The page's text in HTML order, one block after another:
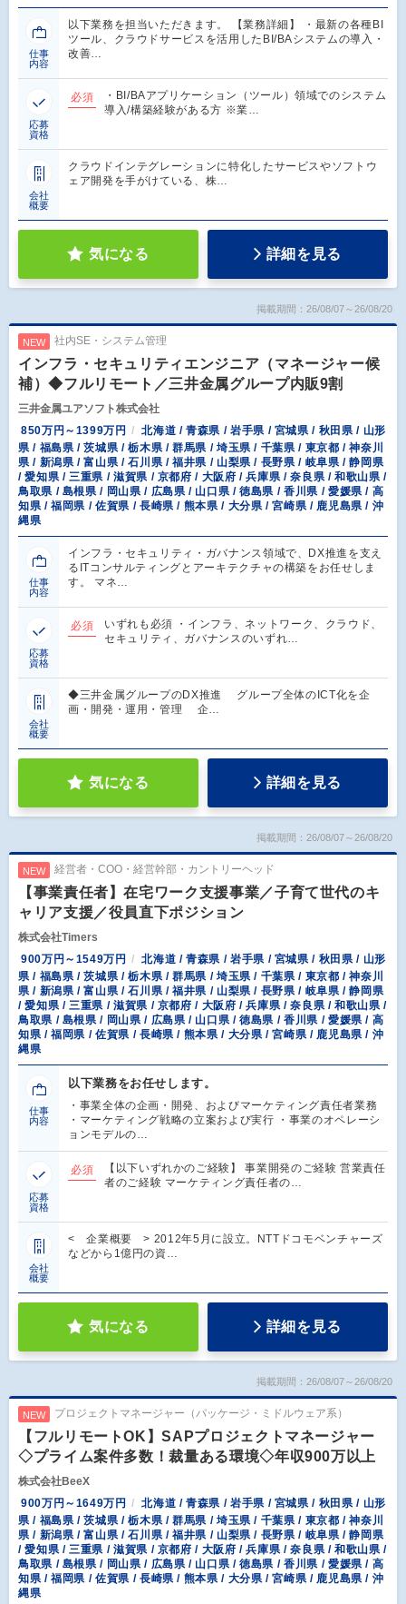
仕事
内容
以下業務を担当いただきます。 【業務詳細】 ・最新の各種BI
ツール、クラウドサービスを活用したBI/BAシステムの導入・
改善…
応募
資格
必須
・BI/BAアプリケーション（ツール）領域でのシステム
導入/構築経験がある方 ※業…
会社
概要
クラウドインテグレーションに特化したサービスやソフトウ
ェア開発を手がけている、株…
気になる 詳細を見る
掲載期間：26/08/07～26/08/20
NEW 社内SE・システム管理
インフラ・セキュリティエンジニア（マネージャー候
補）◆フルリモート／三井金属グループ内販9割
三井金属ユアソフト株式会社
850万円～1399万円
北海道 / 青森県 / 岩手県 / 宮城県 / 秋田県 / 山形
県 / 福島県 / 茨城県 / 栃木県 / 群馬県 / 埼玉県 / 千葉県 / 東京都 / 神奈川
県 / 新潟県 / 富山県 / 石川県 / 福井県 / 山梨県 / 長野県 / 岐阜県 / 静岡県
/ 愛知県 / 三重県 / 滋賀県 / 京都府 / 大阪府 / 兵庫県 / 奈良県 / 和歌山県 /
鳥取県 / 島根県 / 岡山県 / 広島県 / 山口県 / 徳島県 / 香川県 / 愛媛県 / 高
知県 / 福岡県 / 佐賀県 / 長崎県 / 熊本県 / 大分県 / 宮崎県 / 鹿児島県 / 沖
縄県
仕事
内容
インフラ・セキュリティ・ガバナンス領域で、DX推進を支え
るITコンサルティングとアーキテクチャの構築をお任せしま
す。 マネ…
応募
資格
必須
いずれも必須 ・インフラ、ネットワーク、クラウド、
セキュリティ、ガバナンスのいずれ…
会社
概要
◆三井金属グループのDX推進 グループ全体のICT化を企
画・開発・運用・管理 企…
気になる 詳細を見る
掲載期間：26/08/07～26/08/20
NEW 経営者・COO・経営幹部・カントリーヘッド
【事業責任者】在宅ワーク支援事業／子育て世代のキ
ャリア支援／役員直下ポジション
株式会社Timers
900万円～1549万円
北海道 / 青森県 / 岩手県 / 宮城県 / 秋田県 / 山形
県 / 福島県 / 茨城県 / 栃木県 / 群馬県 / 埼玉県 / 千葉県 / 東京都 / 神奈川
県 / 新潟県 / 富山県 / 石川県 / 福井県 / 山梨県 / 長野県 / 岐阜県 / 静岡県
/ 愛知県 / 三重県 / 滋賀県 / 京都府 / 大阪府 / 兵庫県 / 奈良県 / 和歌山県 /
鳥取県 / 島根県 / 岡山県 / 広島県 / 山口県 / 徳島県 / 香川県 / 愛媛県 / 高
知県 / 福岡県 / 佐賀県 / 長崎県 / 熊本県 / 大分県 / 宮崎県 / 鹿児島県 / 沖
縄県
仕事
内容
以下業務をお任せします。
・事業全体の企画・開発、およびマーケティング責任者業務
・マーケティング戦略の立案および実行 ・事業のオペレーシ
ョンモデルの…
応募
資格
必須
【以下いずれかのご経験】 事業開発のご経験 営業責任
者のご経験 マーケティング責任者の…
会社
概要
< 企業概要 > 2012年5月に設立。NTTドコモベンチャーズ
などから1億円の資…
気になる 詳細を見る
掲載期間：26/08/07～26/08/20
NEW プロジェクトマネージャー（パッケージ・ミドルウェア系）
【フルリモートOK】SAPプロジェクトマネージャー
◇プライム案件多数！裁量ある環境◇年収900万以上
株式会社BeeX
900万円～1649万円
北海道 / 青森県 / 岩手県 / 宮城県 / 秋田県 / 山形
県 / 福島県 / 茨城県 / 栃木県 / 群馬県 / 埼玉県 / 千葉県 / 東京都 / 神奈川
県 / 新潟県 / 富山県 / 石川県 / 福井県 / 山梨県 / 長野県 / 岐阜県 / 静岡県
/ 愛知県 / 三重県 / 滋賀県 / 京都府 / 大阪府 / 兵庫県 / 奈良県 / 和歌山県 /
鳥取県 / 島根県 / 岡山県 / 広島県 / 山口県 / 徳島県 / 香川県 / 愛媛県 / 高
知県 / 福岡県 / 佐賀県 / 長崎県 / 熊本県 / 大分県 / 宮崎県 / 鹿児島県 / 沖
縄県